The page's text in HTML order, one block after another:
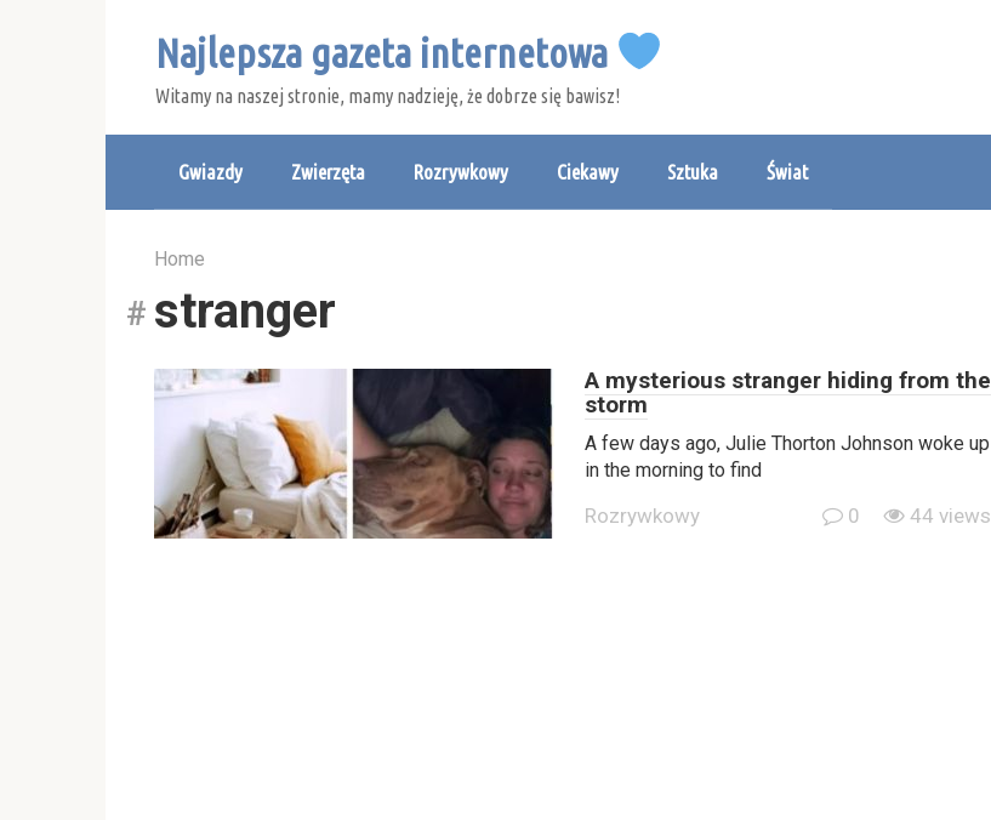
Najlepsza gazeta internetowa
Witamy na naszej stronie, mamy nadzieję, że dobrze się bawisz!
Gwiazdy Zwierzęta Rozrywkowy Ciekawy Sztuka Świat
Home
stranger
A mysterious stranger hiding from the
storm
A few days ago, Julie Thorton Johnson woke up
in the morning to find
Rozrywkowy 0 44 views